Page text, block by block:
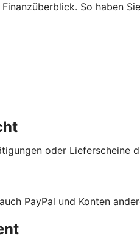
So haben
oder Lieferscheine
PayPal und Konten